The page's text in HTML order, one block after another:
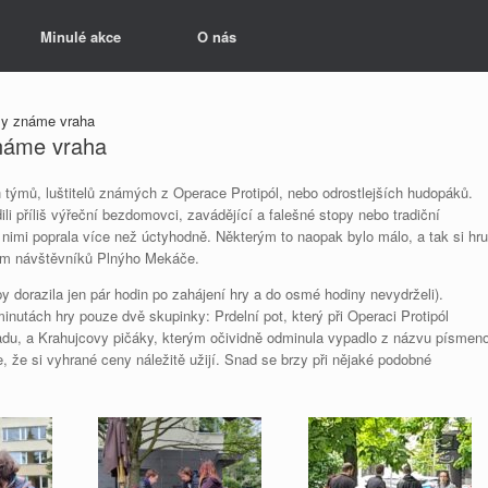
Minulé akce O nás
známe vraha
vraha
luštitelů známých z Operace Protipól, nebo odrostlejších hudopáků.
příliš výřeční bezdomovci, zavádějící a falešné stopy nebo tradiční
poprala více než úctyhodně. Některým to naopak bylo málo, a tak si hru
návštěvníků Plnýho Mekáče.
jen pár hodin po zahájení hry a do osmé hodiny nevydrželi).
hry pouze dvě skupinky: Prdelní pot, který při Operaci Protipól
a Krahujcovy pičáky, kterým očividně odminula vypadlo z názvu
že si vyhrané ceny náležitě užijí. Snad se brzy při nějaké podobné